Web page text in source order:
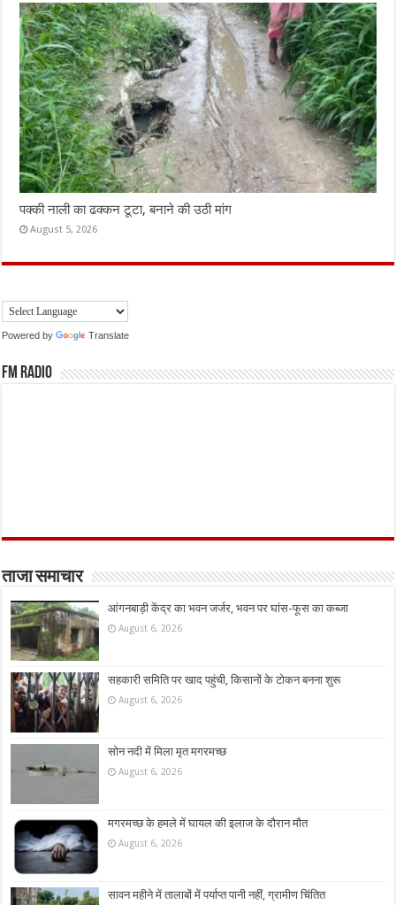
पक्की नाली का ढक्कन टूटा, बनाने की उठी मांग
August 5, 2026
Powered by Translate
FM Radio
ताजा समाचार
आंगनबाड़ी केंद्र का भवन जर्जर, भवन पर घांस-फूस का कब्जा
August 6, 2026
सहकारी समिति पर खाद पहुंची, किसानों के टोकन बनना शुरू
August 6, 2026
सोन नदी में मिला मृत मगरमच्छ
August 6, 2026
मगरमच्छ के हमले में घायल की इलाज के दौरान मौत
August 6, 2026
सावन महीने में तालाबों में पर्याप्त पानी नहीं, ग्रामीण चिंतित